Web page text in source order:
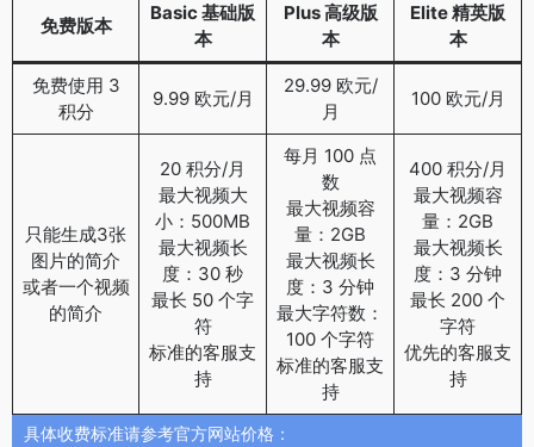
免费版本
Basic 基础版
本
Plus 高级版
本
Elite 精英版
本
免费使用 3
积分
9.99 欧元/月
29.99 欧元/
月
100 欧元/月
只能生成3张
图片的简介
或者一个视频
的简介
20 积分/月
最大视频大
小：500MB
最大视频长
度：30 秒
最长 50 个字
符
标准的客服支
持
每月 100 点
数
最大视频容
量：2GB
最大视频长
度：3 分钟
最大字符数：
100 个字符
标准的客服支
持
400 积分/月
最大视频容
量：2GB
最大视频长
度：3 分钟
最长 200 个
字符
优先的客服支
持
具体收费标准请参考官方网站价格：